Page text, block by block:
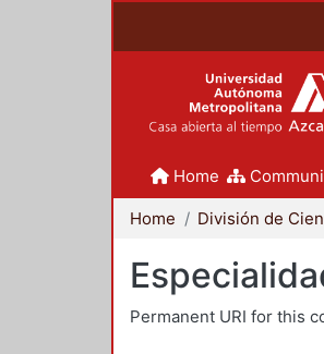
Home
Home
Permanent URI for this